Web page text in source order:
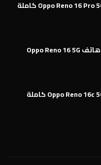
مواصفات وميزات هاتف Oppo Reno 16 5G